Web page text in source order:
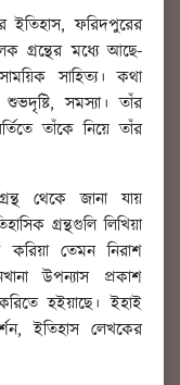
ইতিহাস, ফরিদপুরের
গ্রন্থের মধ্যে আছে-
সাহিত্য। কথা
সমস্যা। তাঁর
তাঁকে নিয়ে তাঁর
থেকে জানা যায়
গ্রন্থগুলি লিখিয়া
করিয়া তেমন নিরাশ
উপন্যাস প্রকাশ
হইয়াছে। ইহাই
ইতিহাস লেখকের